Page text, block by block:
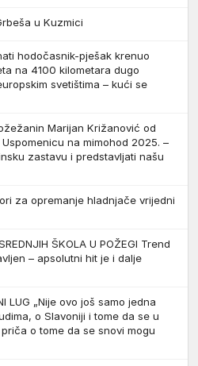
u Kuzmici
hodočasnik-pješak krenuo
na 4100 kilometara dugo
svetištima – kući se
Marijan Križanović od
na mimohod 2025. –
zastavu i predstavljati našu
za opremanje hladnjače vrijedni
ŠKOLA U POŽEGI Trend
– apsolutni hit je i dalje
LUG „Nije ovo još samo jedna
o Slavoniji i tome da se u
o tome da se snovi mogu